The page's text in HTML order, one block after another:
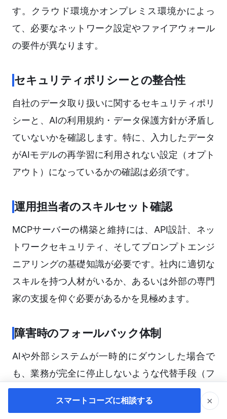
す。クラウド環境かオンプレミス環境かによっ
て、必要なネットワーク設定やファイアウォール
の要件が異なります。
セキュリティポリシーとの整合性
自社のデータ取り扱いに関するセキュリティポリ
シーと、AIの利用規約・データ保護方針が矛盾し
ていないかを確認します。特に、入力したデータ
がAIモデルの再学習に利用されない設定（オプト
アウト）になっているかの確認は必須です。
運用担当者のスキルセット確認
MCPサーバーの構築と維持には、API設計、ネッ
トワークセキュリティ、そしてプロンプトエンジ
ニアリングの基礎知識が必要です。社内に適切な
スキルを持つ人材がいるか、あるいは外部の専門
家の支援を仰ぐ必要があるかを見極めます。
障害時のフォールバック体制
AIや外部システムが一時的にダウンした場合で
も、業務が完全に停止しないような代替手段（フ
ォールバック）が用意されているかを確認しま
す。システムは必ず止まるものという前提で、業
スマートコーズに相談する ×